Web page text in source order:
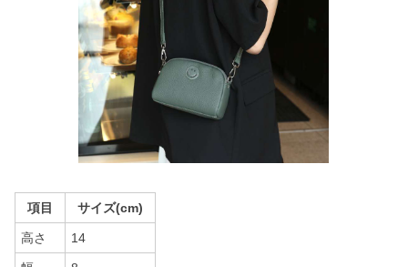
項目 サイズ(cm)
高さ 14